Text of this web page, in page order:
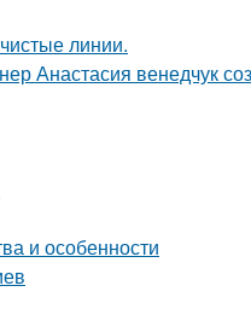
линии.
Анастасия венедчук
и особенности